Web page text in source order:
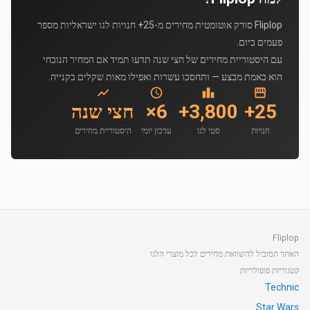
Fliplop סורק אוטומטית מחירים מ-25+ חנויות לגו ישראליות מספר
פעמים ביום.
עם היסטוריית מחירים של חצי שנה תדעו תמיד אם המחיר הנוכחי
הוא באמת מבצע — ותחסכו עשרות ואפילו מאות שקלים בקנייה.
25+
חנויות
3,800+
סטי לגו
6×
עדכון יומי
חצי שנה
היסטוריית מחירים
Fliplop
האתר המוביל להשוואת מחירים לכל מוצרי הלגו
קטגוריות פופולריות
Technic
Star Wars